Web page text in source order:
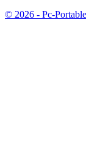
© 2026 - Pc-